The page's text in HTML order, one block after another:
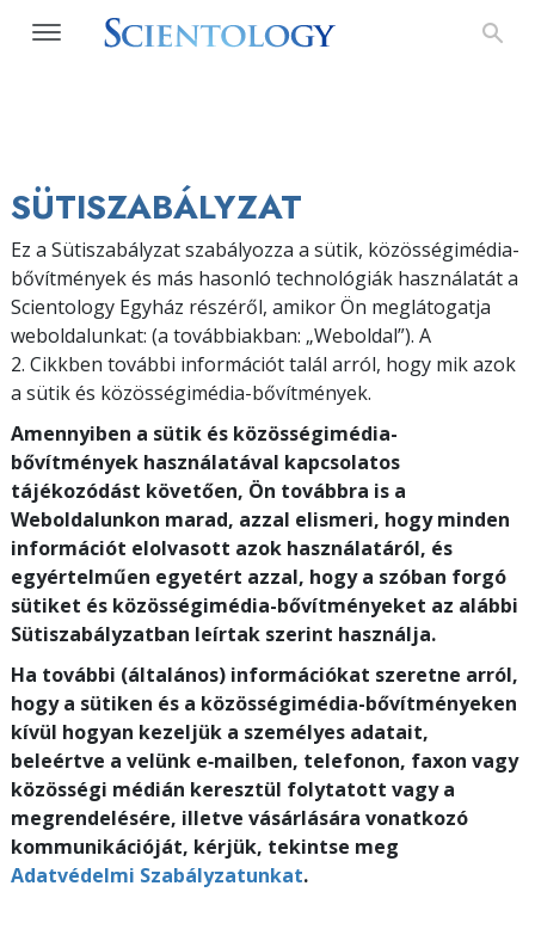
SÜTISZABÁLYZAT
Ez a Sütiszabályzat szabályozza a sütik, közösségimédia-
bővítmények és más hasonló technológiák használatát a
Scientology Egyház részéről, amikor Ön meglátogatja
weboldalunkat: (a továbbiakban: „Weboldal”). A
2. Cikkben további információt talál arról, hogy mik azok
a sütik és közösségimédia-bővítmények.
Amennyiben a sütik és közösségimédia-
bővítmények használatával kapcsolatos
tájékozódást követően, Ön továbbra is a
Weboldalunkon marad, azzal elismeri, hogy minden
információt elolvasott azok használatáról, és
egyértelműen egyetért azzal, hogy a szóban forgó
sütiket és közösségimédia-bővítményeket az alábbi
Sütiszabályzatban leírtak szerint használja.
Ha további (általános) információkat szeretne arról,
hogy a sütiken és a közösségimédia-bővítményeken
kívül hogyan kezeljük a személyes adatait,
beleértve a velünk e‑mailben, telefonon, faxon vagy
közösségi médián keresztül folytatott vagy a
megrendelésére, illetve vásárlására vonatkozó
kommunikációját, kérjük, tekintse meg
Adatvédelmi Szabályzatunkat.